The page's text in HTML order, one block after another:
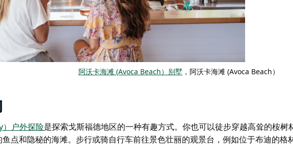
阿沃卡海滩 (Avoca Beach）别墅 ，阿沃卡海滩 (Avoca Beach）
户外探险是探索戈斯福德地区的一种有趣方式。你也可以徒步穿越高耸的桉树
鱼点和隐秘的海滩。步行或骑自行车前往景色壮丽的观景台，例如位于布迪的格